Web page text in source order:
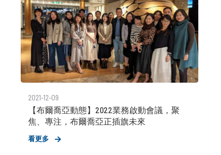
2021-12-09
【布爾喬亞動態】2022業務啟動會議，聚
焦、專注，布爾喬亞正插旗未來
看更多